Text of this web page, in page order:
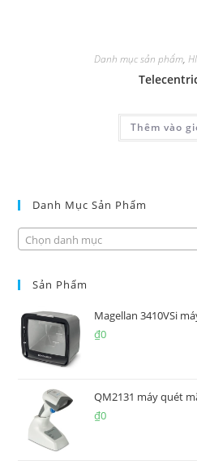
Danh mục sản phẩm,
Thêm vào
Danh Mục Sản Phẩm
Chọn danh mục
Sản Phẩm
Magellan 3410VSi
₫0
QM2131 máy quét
₫0